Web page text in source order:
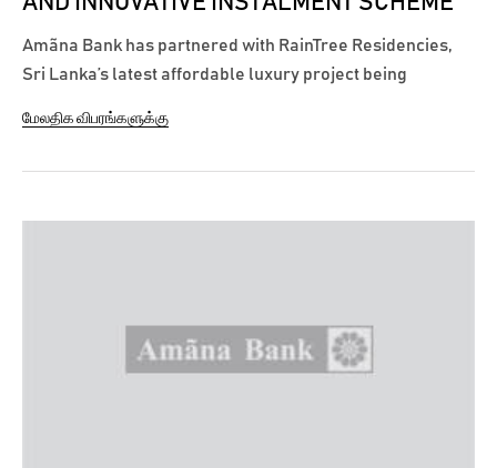
Amãna Bank has partnered with RainTree Residencies,
Sri Lanka’s latest affordable luxury project being
an apartment financing solution with an innovative
மேலதிக விபரங்களுக்கு